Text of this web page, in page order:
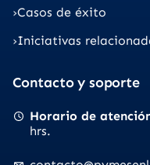
Casos de éxito
Iniciativas
Contacto y soporte
Horario de
hrs.